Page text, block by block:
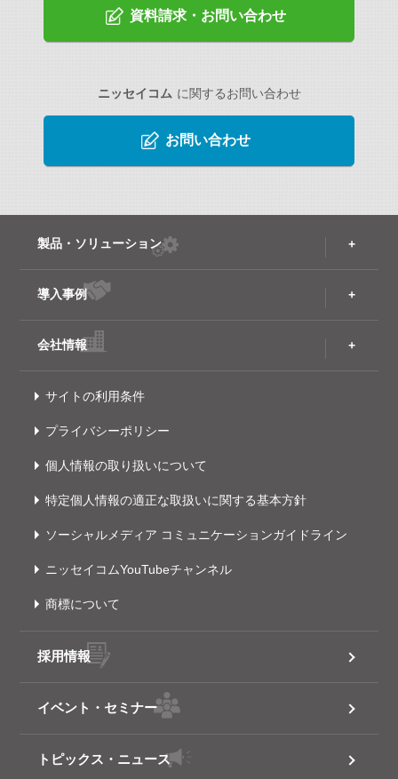
資料請求・お問い合わせ
ニッセイコム に関するお問い合わせ
お問い合わせ
製品・ソリューション
導入事例
会社情報
サイトの利用条件
プライバシーポリシー
個人情報の取り扱いについて
特定個人情報の適正な取扱いに関する基本方針
ソーシャルメディア コミュニケーションガイドライン
ニッセイコムYouTubeチャンネル
商標について
採用情報
イベント・セミナー
トピックス・ニュース